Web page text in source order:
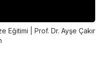
Eğitimi | Prof. Dr. Ayşe Çakır